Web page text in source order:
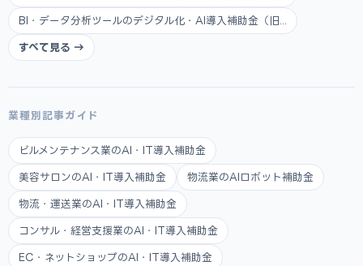
BI・データ分析ツールのデジタル化・AI導入補助金（旧...
すべて見る →
業種別記事ガイド
ビルメンテナンス業のAI・IT導入補助金
美容サロンのAI・IT導入補助金 物流業のAIロボット補助金
物流・運送業のAI・IT導入補助金
コンサル・経営支援業のAI・IT導入補助金
EC・ネットショップのAI・IT導入補助金